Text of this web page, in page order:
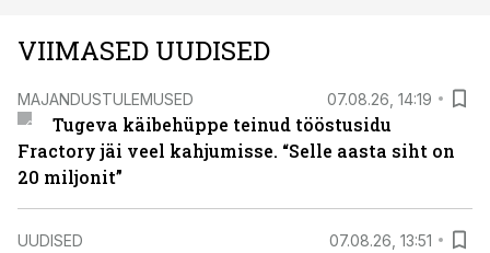
VIIMASED UUDISED
MAJANDUSTULEMUSED 07.08.26, 14:19
Tugeva käibehüppe teinud tööstusidu
Fractory jäi veel kahjumisse. “Selle aasta siht on
20 miljonit”
UUDISED 07.08.26, 13:51